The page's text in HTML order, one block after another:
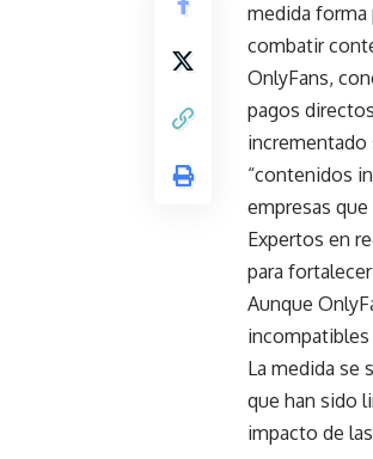
medida forma
combatir
OnlyFans,
pagos
incrementado
“contenidos
empresas
Expertos en
para
Aunque
La medida se
que han sido
impacto de